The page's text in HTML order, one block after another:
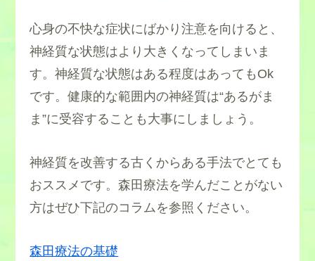
心身の不快な症状にばかり注意を向けると、
神経質な状態はより大きくなってしまいま
す。神経質な状態はある程度はあってもOk
です。健康的な範囲内の神経質は“あるがま
ま”に受容することも大事にしましょう。
神経質を改善する古くからある手法でとても
おススメです。森田療法を学んだことがない
方はぜひ下記のコラムを参照ください。
森田療法の基礎